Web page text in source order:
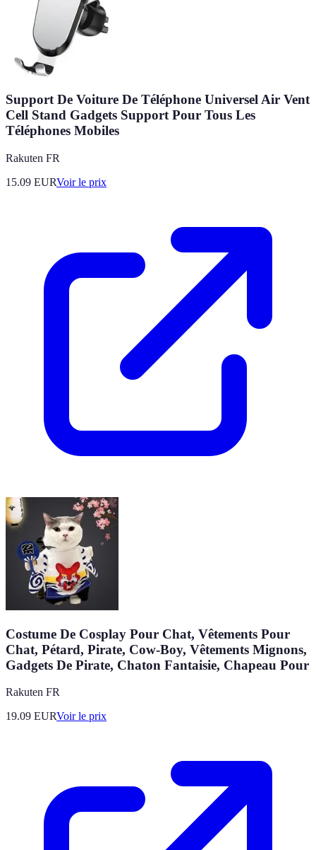
Support De Voiture De Téléphone Universel Air Vent
Cell Stand Gadgets Support Pour Tous Les
Téléphones Mobiles
Rakuten FR
15.09 EURVoir le prix
Costume De Cosplay Pour Chat, Vêtements Pour
Chat, Pétard, Pirate, Cow-Boy, Vêtements Mignons,
Gadgets De Pirate, Chaton Fantaisie, Chapeau Pour
Rakuten FR
19.09 EURVoir le prix